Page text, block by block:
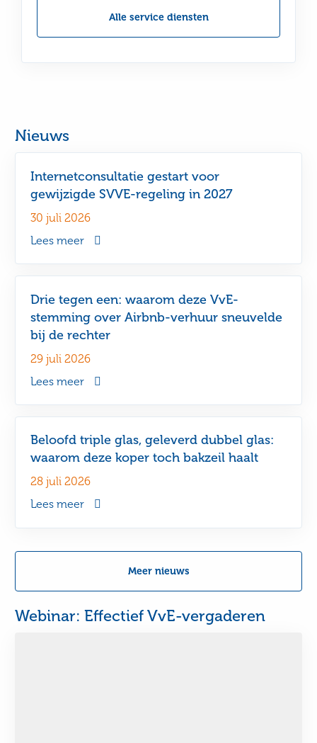
Alle service diensten
Nieuws
Internetconsultatie gestart voor
gewijzigde SVVE-regeling in 2027
30 juli 2026
Lees meer
Drie tegen een: waarom deze VvE-
stemming over Airbnb-verhuur sneuvelde
bij de rechter
29 juli 2026
Lees meer
Beloofd triple glas, geleverd dubbel glas:
waarom deze koper toch bakzeil haalt
28 juli 2026
Lees meer
Meer nieuws
Webinar: Effectief VvE-vergaderen